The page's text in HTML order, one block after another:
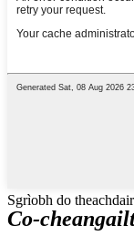
Sgrìobh do
Co-